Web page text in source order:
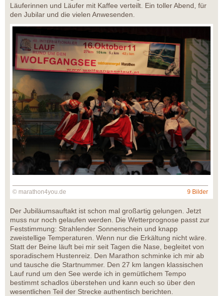
Läuferinnen und Läufer mit Kaffee verteilt. Ein toller Abend, für
den Jubilar und die vielen Anwesenden.
© marathon4you.de 9 Bilder
Der Jubiläumsauftakt ist schon mal großartig gelungen. Jetzt
muss nur noch gelaufen werden. Die Wetterprognose passt zur
Feststimmung: Strahlender Sonnenschein und knapp
zweistellige Temperaturen. Wenn nur die Erkältung nicht wäre.
Statt der Beine läuft bei mir seit Tagen die Nase, begleitet von
sporadischem Hustenreiz. Den Marathon schminke ich mir ab
und tausche die Startnummer. Den 27 km langen klassischen
Lauf rund um den See werde ich in gemütlichem Tempo
bestimmt schadlos überstehen und kann euch so über den
wesentlichen Teil der Strecke authentisch berichten.